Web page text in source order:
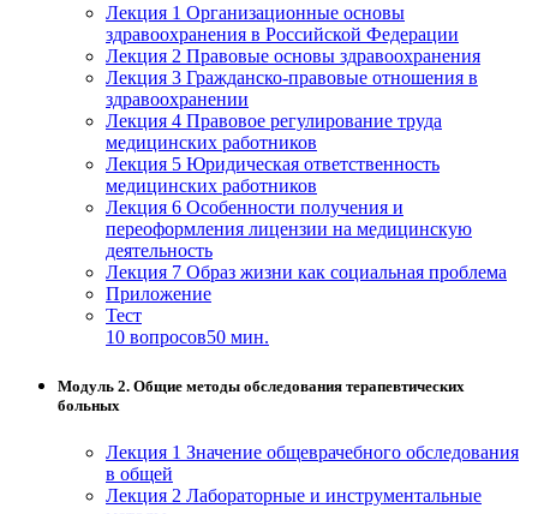
Лекция 1 Организационные основы
здравоохранения в Российской Федерации
Лекция 2 Правовые основы здравоохранения
Лекция 3 Гражданско-правовые отношения в
здравоохранении
Лекция 4 Правовое регулирование труда
медицинских работников
Лекция 5 Юридическая ответственность
медицинских работников
Лекция 6 Особенности получения и
переоформления лицензии на медицинскую
деятельность
Лекция 7 Образ жизни как социальная проблема
Приложение
Тест
10 вопросов50 мин.
Модуль 2. Общие методы обследования терапевтических
больных
Лекция 1 Значение общеврачебного обследования
в общей
Лекция 2 Лабораторные и инструментальные